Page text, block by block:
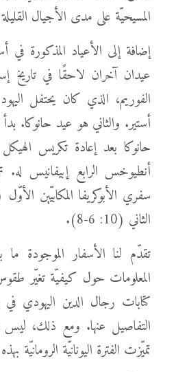
المسيحيّة على مدى الأجيال
إضافة إلى الأعياد المذكورة
عيدان آخران لاحقًا في تاريخ
الفوريم، الذي كان يحتفل
أستير. والثاني هو عيد حانوكا.
حانوكا بعد إعادة تكريس
أنطيوخس الرابع إبيفانيس
الثاني (10: 6-8).
تقدّم لنا الأسفار الموجودة
المعلومات حول كيفيّة تغيّر
كتابات رجال الدين اليهودي
التفاصيل عنها. ومع ذلك،
تميّزت الفترة اليونانيّة الرومانيّة